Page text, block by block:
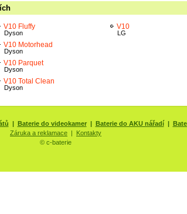
V10 Fluffy
Dyson
V10 Motorhead
Dyson
V10 Parquet
Dyson
V10 Total Clean
Dyson
V10
LG
| Baterie do videokamer| Baterie do AKU nářadí|
Záruka a reklamace | Kontakty
© c-baterie